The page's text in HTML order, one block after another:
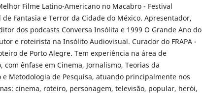
Filme Latino-Americano no Macabro - Festival
Fantasia e Terror da Cidade do México. Apresentador,
dos podcasts Conversa Insólita e 1999 O Grande Ano do
e roteirista na Insólito Audiovisual. Curador do FRAPA -
de Porto Alegre. Tem experiência na área de
com ênfase em Cinema, Jornalismo, Teorias da
e Metodologia de Pesquisa, atuando principalmente nos
cinema, roteiro, personagem, televisão, popular, herói,